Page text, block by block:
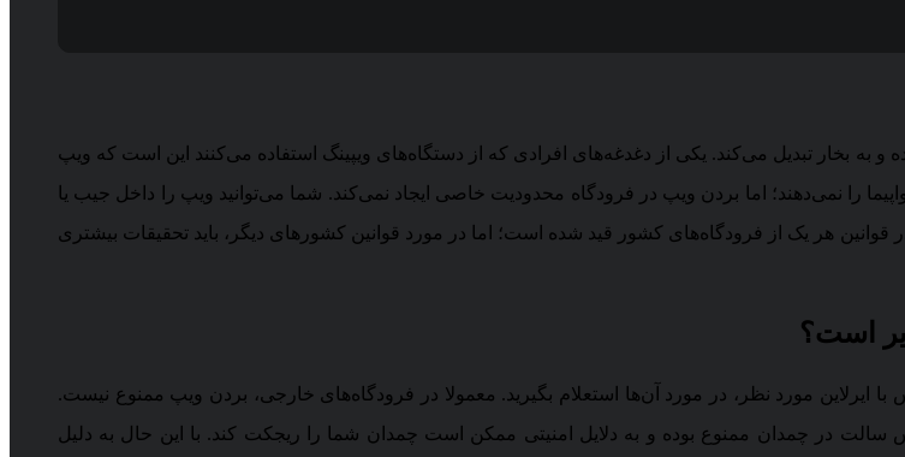
به بخار تبدیل می‌کند. یکی از دغدغه‌های افرادی که از دستگاه‌های ویپینگ استفاده می‌کنند این است که ویپ
هواپیما را نمی‌دهند؛ اما بردن ویپ در فرودگاه محدودیت خاصی ایجاد نمی‌کند. شما می‌توانید ویپ را داخل جیب یا
در قوانین هر یک از فرودگاه‌های کشور قید شده است؛ اما در مورد قوانین کشورهای دیگر، باید تحقیقات بیشتری
است؟
ایرلاین مورد نظر، در مورد آن‌ها استعلام بگیرید. معمولا در فرودگاه‌های خارجی، بردن ویپ ممنوع نیست.
در چمدان ممنوع بوده و به دلایل امنیتی ممکن است چمدان شما را ریجکت کند. با این حال به دلیل